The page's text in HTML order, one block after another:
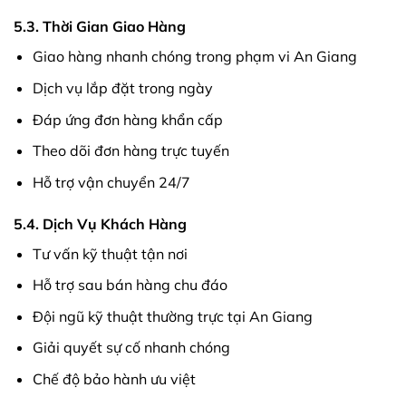
5.3. Thời Gian Giao Hàng
Giao hàng nhanh chóng trong phạm vi An Giang
Dịch vụ lắp đặt trong ngày
Đáp ứng đơn hàng khẩn cấp
Theo dõi đơn hàng trực tuyến
Hỗ trợ vận chuyển 24/7
5.4. Dịch Vụ Khách Hàng
Tư vấn kỹ thuật tận nơi
Hỗ trợ sau bán hàng chu đáo
Đội ngũ kỹ thuật thường trực tại An Giang
Giải quyết sự cố nhanh chóng
Chế độ bảo hành ưu việt